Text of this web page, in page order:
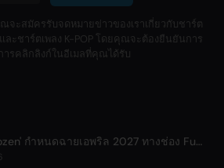
ะสมัครรับจดหมายข่าวของเราเกี่ยวกับชาร์ต
ละชาร์ตเพลง K-POP โดยคุณจะต้องยืนยันการ
รคลิกลิงก์ในอีเมลที่คุณได้รับ
อนิเมะทีวี 'Shozen' กำหนดฉายเอพริล 2027 ทางช่อง Fuji TV